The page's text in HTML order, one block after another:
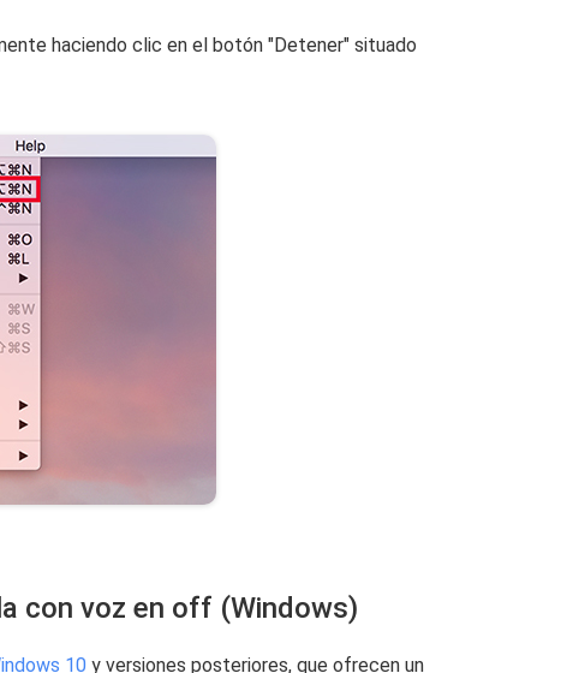
haciendo clic en el botón "Detener" situado
con voz en off (Windows)
10 y versiones posteriores, que ofrecen un